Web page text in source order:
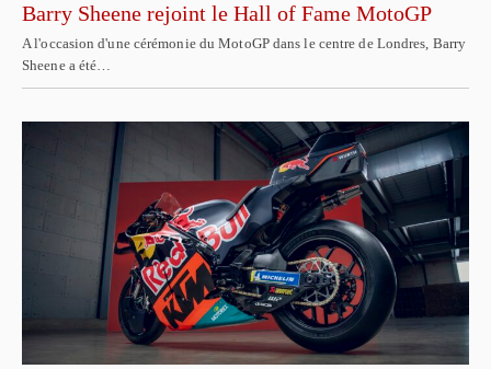
Barry Sheene rejoint le Hall of Fame MotoGP
A l'occasion d'une cérémonie du MotoGP dans le centre de Londres, Barry
Sheene a été…